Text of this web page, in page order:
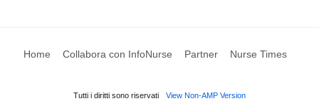
Home Collabora con InfoNurse Partner Nurse Times
Tutti i diritti sono riservati View Non-AMP Version